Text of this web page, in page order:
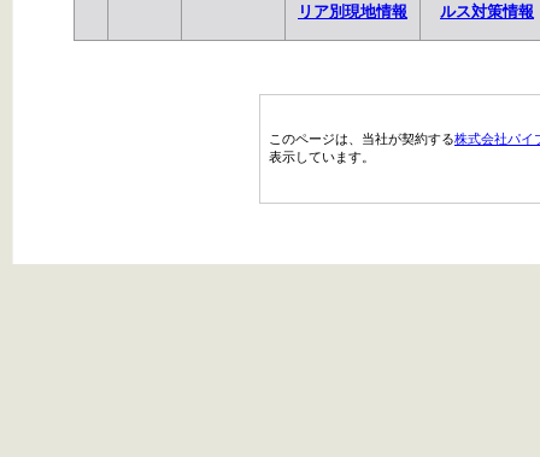
リア別現地情報
ルス対策情報
このページは、当社が契約する株式会社パイ
表示しています。